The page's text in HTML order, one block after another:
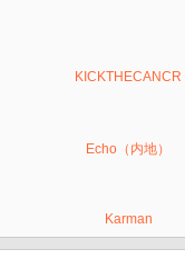
KICKTHECANCR
Echo（内地）
Karman